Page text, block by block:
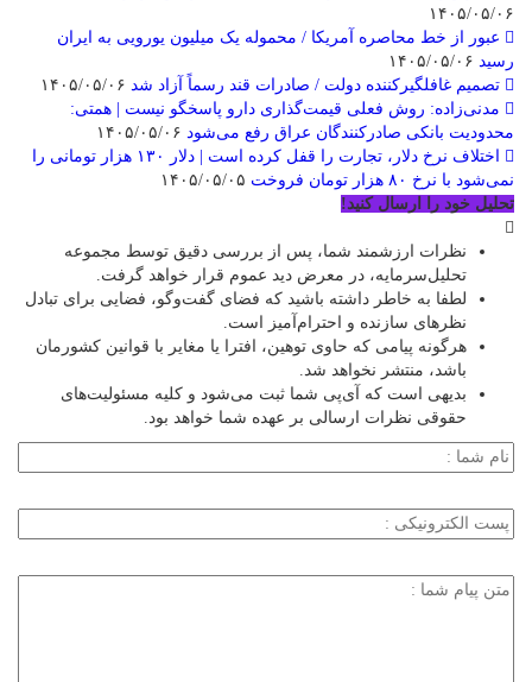
۱۴۰۵/۰۵/۰۶
عبور از خط محاصره آمریکا / محموله یک میلیون یورویی به ایران
رسید
تصمیم غافلگیرکننده دولت / صادرات قند رسماً آزاد شد
مدنی‌زاده: روش فعلی قیمت‌گذاری دارو پاسخگو نیست | همتی:
محدودیت بانکی صادرکنندگان عراق رفع می‌شود
اختلاف نرخ دلار، تجارت را قفل کرده است | دلار ۱۳۰ هزار تومانی را
نمی‌شود با نرخ ۸۰ هزار تومان فروخت
تحلیل خود را ارسال کنید!
نظرات ارزشمند شما، پس از بررسی دقیق توسط مجموعه
تحلیل‌سرمایه، در معرض دید عموم قرار خواهد گرفت.
لطفا به خاطر داشته باشید که فضای گفت‌وگو، فضایی برای تبادل
نظرهای سازنده و احترام‌آمیز است.
هرگونه پیامی که حاوی توهین، افترا یا مغایر با قوانین کشورمان
باشد، منتشر نخواهد شد.
بدیهی است که آی‌پی شما ثبت می‌شود و کلیه مسئولیت‌های
حقوقی نظرات ارسالی بر عهده شما خواهد بود.